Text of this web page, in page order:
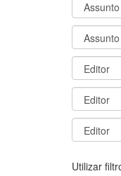
Utilizar